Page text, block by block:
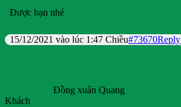
Được bạn nhé
15/12/2021 vào lúc 1:47 Chiều#73670Reply
Đồng xuân Quang
Khách